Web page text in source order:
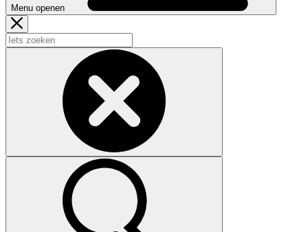
Menu openen